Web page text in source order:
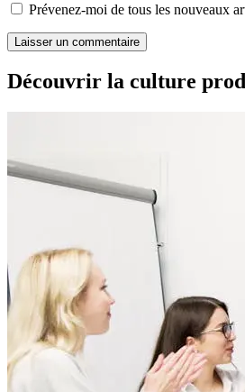
Prévenez-moi de tous les nouveaux
Découvrir la culture